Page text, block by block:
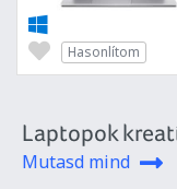
Hasonlítom
Laptopok
Mutasd mind